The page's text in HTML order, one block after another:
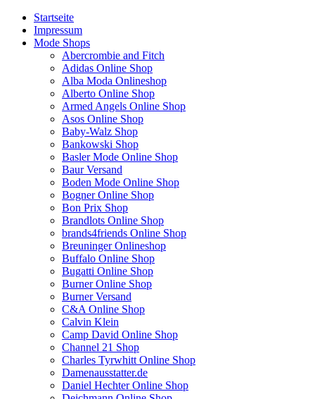
Startseite
Impressum
Mode Shops
Abercrombie and Fitch
Adidas Online Shop
Alba Moda Onlineshop
Alberto Online Shop
Armed Angels Online Shop
Asos Online Shop
Baby-Walz Shop
Bankowski Shop
Basler Mode Online Shop
Baur Versand
Boden Mode Online Shop
Bogner Online Shop
Bon Prix Shop
Brandlots Online Shop
brands4friends Online Shop
Breuninger Onlineshop
Buffalo Online Shop
Bugatti Online Shop
Burner Online Shop
Burner Versand
C&A Online Shop
Calvin Klein
Camp David Online Shop
Channel 21 Shop
Charles Tyrwhitt Online Shop
Damenausstatter.de
Daniel Hechter Online Shop